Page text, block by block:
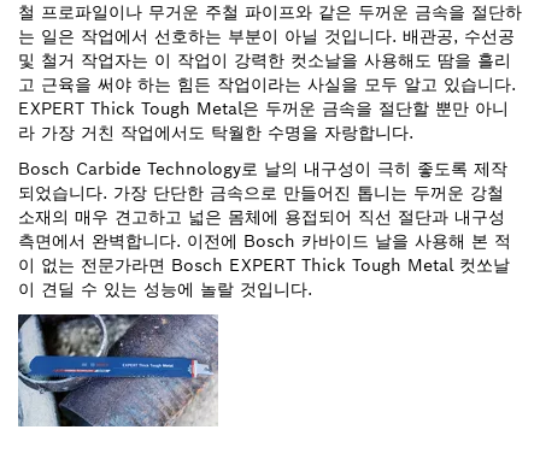
철 프로파일이나 무거운 주철 파이프와 같은 두꺼운 금속을 절단하
는 일은 작업에서 선호하는 부분이 아닐 것입니다. 배관공, 수선공
및 철거 작업자는 이 작업이 강력한 컷소날을 사용해도 땀을 흘리
고 근육을 써야 하는 힘든 작업이라는 사실을 모두 알고 있습니다.
EXPERT Thick Tough Metal은 두꺼운 금속을 절단할 뿐만 아니
라 가장 거친 작업에서도 탁월한 수명을 자랑합니다.
Bosch Carbide Technology로 날의 내구성이 극히 좋도록 제작
되었습니다. 가장 단단한 금속으로 만들어진 톱니는 두꺼운 강철
소재의 매우 견고하고 넓은 몸체에 용접되어 직선 절단과 내구성
측면에서 완벽합니다. 이전에 Bosch 카바이드 날을 사용해 본 적
이 없는 전문가라면 Bosch EXPERT Thick Tough Metal 컷쏘날
이 견딜 수 있는 성능에 놀랄 것입니다.